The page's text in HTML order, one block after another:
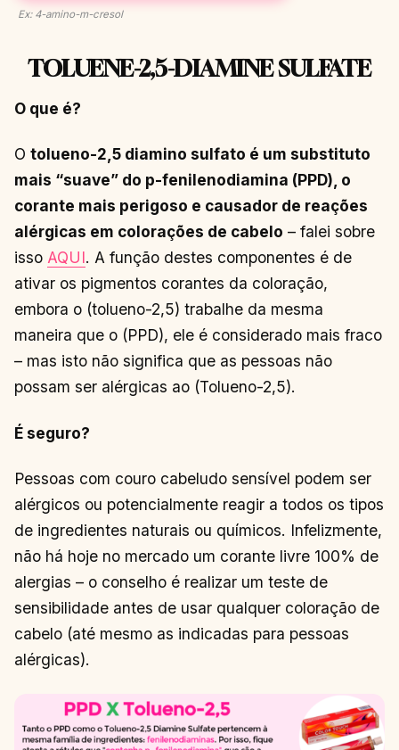
Ex: 4-amino-m-cresol
TOLUENE-2,5-DIAMINE SULFATE
O que é?
O tolueno-2,5 diamino sulfato é um substituto
mais “suave” do p-fenilenodiamina (PPD), o
corante mais perigoso e causador de reações
alérgicas em colorações de cabelo – falei sobre
isso AQUI. A função destes componentes é de
ativar os pigmentos corantes da coloração,
embora o (tolueno-2,5) trabalhe da mesma
maneira que o (PPD), ele é considerado mais fraco
– mas isto não significa que as pessoas não
possam ser alérgicas ao (Tolueno-2,5).
É seguro?
Pessoas com couro cabeludo sensível podem ser
alérgicos ou potencialmente reagir a todos os tipos
de ingredientes naturais ou químicos. Infelizmente,
não há hoje no mercado um corante livre 100% de
alergias – o conselho é realizar um teste de
sensibilidade antes de usar qualquer coloração de
cabelo (até mesmo as indicadas para pessoas
alérgicas).